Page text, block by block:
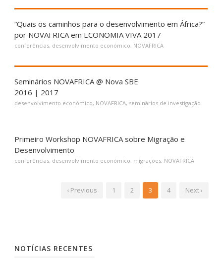
“Quais os caminhos para o desenvolvimento em África?”
por NOVAFRICA em ECONOMIA VIVA 2017
conferências, desenvolvimento económico, NOVAFRICA
Seminários NOVAFRICA @ Nova SBE
2016 | 2017
desenvolvimento económico, NOVAFRICA, seminários de investigação
Primeiro Workshop NOVAFRICA sobre Migração e
Desenvolvimento
conferências, desenvolvimento económico, migrações, NOVAFRICA
‹ Previous 1 2 3 4 Next ›
NOTÍCIAS RECENTES